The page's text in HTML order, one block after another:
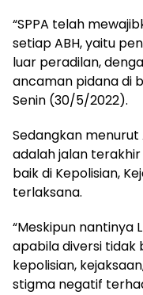
“SPPA telah
setiap ABH, yaitu
luar peradilan,
ancaman pidana di
Senin (30/5/2022).
Sedangkan
adalah jalan
baik di Kepolisian,
terlaksana.
“Meskipun nantinya
apabila diversi tidak
kepolisian,
stigma negatif